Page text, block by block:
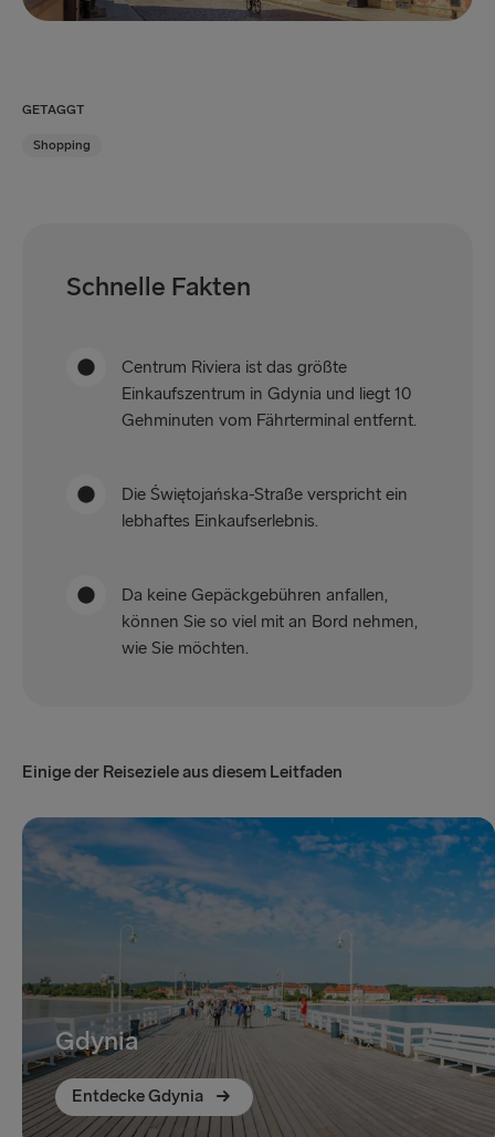
GETAGGT
Shopping
Schnelle Fakten
Centrum Riviera ist das größte
Einkaufszentrum in Gdynia und liegt 10
Gehminuten vom Fährterminal entfernt.
Die Świętojańska-Straße verspricht ein
lebhaftes Einkaufserlebnis.
Da keine Gepäckgebühren anfallen,
können Sie so viel mit an Bord nehmen,
wie Sie möchten.
Einige der Reiseziele aus diesem Leitfaden
Gdynia
Entdecke Gdynia